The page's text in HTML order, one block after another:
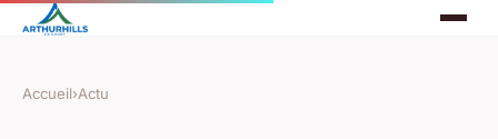
Accueil›Actu